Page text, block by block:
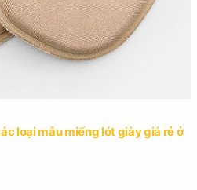
loại mẫu miếng lót giày giá rẻ ở